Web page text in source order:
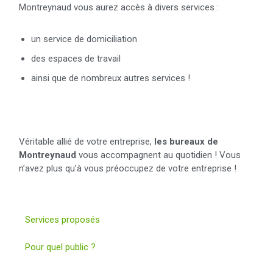
Montreynaud vous aurez accès à divers services :
un service de domiciliation
des espaces de travail
ainsi que de nombreux autres services !
Véritable allié de votre entreprise, les bureaux de
Montreynaud vous accompagnent au quotidien ! Vous
n’avez plus qu’à vous préoccupez de votre entreprise !
Services proposés
Pour quel public ?